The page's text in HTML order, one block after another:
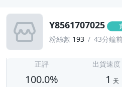
Y8561707025
粉絲數 193 43分鐘
正評
100.0%
出貨速度
1 天